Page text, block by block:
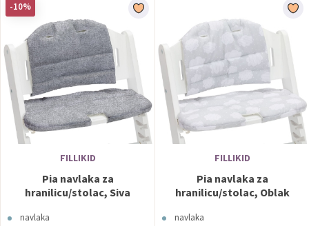
-10%
FILLIKID
Pia navlaka za
hranilicu/stolac, Siva
navlaka
FILLIKID
Pia navlaka za
hranilicu/stolac, Oblak
navlaka